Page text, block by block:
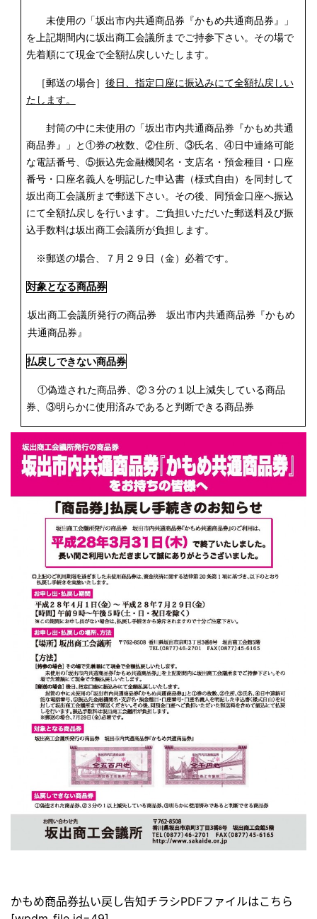
未使用の「坂出市内共通商品券『かもめ共通商品券』」
を上記期間内に坂出商工会議所までご持参下さい。その場で
先着順にて現金で全額払戻しいたします。
［郵送の場合］ 後日、指定口座に振込みにて全額払戻しい
たします。
封筒の中に未使用の「坂出市内共通商品券『かもめ共通
商品券』」と①券の枚数、②住所、③氏名、④日中連絡可能
な電話番号、⑤振込先金融機関名・支店名・預金種目・口座
番号・口座名義人を明記した申込書（様式自由）を同封して
坂出商工会議所まで郵送下さい。その後、同預金口座へ振込
にて全額払戻しを行います。ご負担いただいた郵送料及び振
込手数料は坂出商工会議所が負担します。
※郵送の場合、７月２９日（金）必着です。
対象となる商品券
坂出商工会議所発行の商品券 坂出市内共通商品券『かもめ
共通商品券』
払戻しできない商品券
①偽造された商品券、②３分の１以上減失している商品
券、③明らかに使用済みであると判断できる商品券
かもめ商品券払い戻し告知チラシPDFファイルはこちら